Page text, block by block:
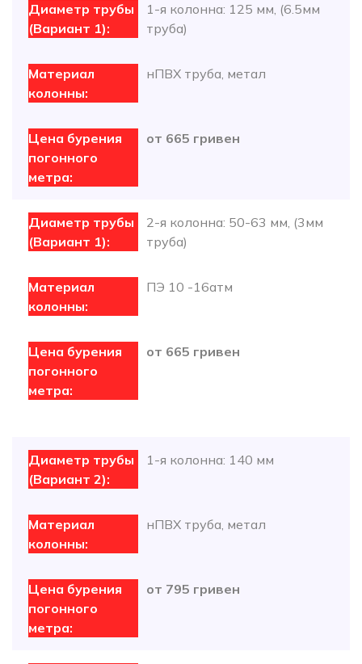
1-я колонна: 125 мм, (6.5мм
труба)
нПВХ труба, метал
от 665 гривен
2-я колонна: 50-63 мм, (3мм
труба)
ПЭ 10 -16атм
от 665 гривен
1-я колонна: 140 мм
нПВХ труба, метал
от 795 гривен